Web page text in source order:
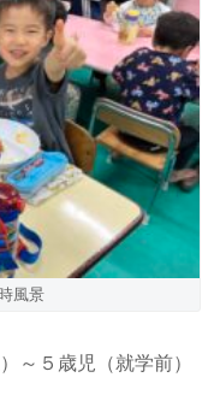
風景
～５歳児（就学前）